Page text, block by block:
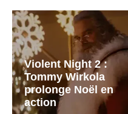
Violent Night 2 :
Tommy Wirkola
prolonge Noël en
action